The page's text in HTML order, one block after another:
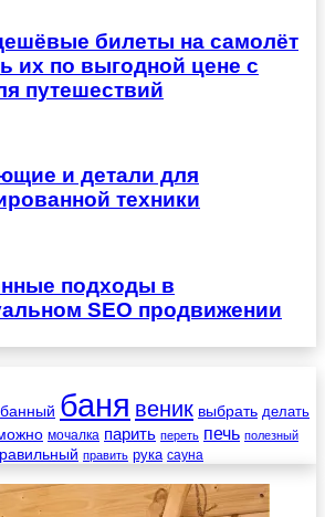
билеты на самолёт
их по выгодной цене с
путешествий
и детали для
техники
подходы в
SEO продвижении
банный баня веник выбрать делать
мочалка парить переть печь полезный
править рука сауна